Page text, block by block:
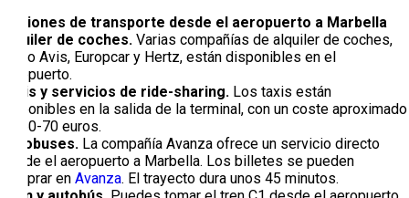
Opciones de transporte desde el aeropuerto a Marbella
Alquiler de coches. Varias compañías de alquiler de coches,
como Avis, Europcar y Hertz, están disponibles en el
aeropuerto.
Taxis y servicios de ride-sharing. Los taxis están
disponibles en la salida de la terminal, con un coste aproximado
de 60-70 euros.
Autobuses. La compañía Avanza ofrece un servicio directo
desde el aeropuerto a Marbella. Los billetes se pueden
comprar en Avanza. El trayecto dura unos 45 minutos.